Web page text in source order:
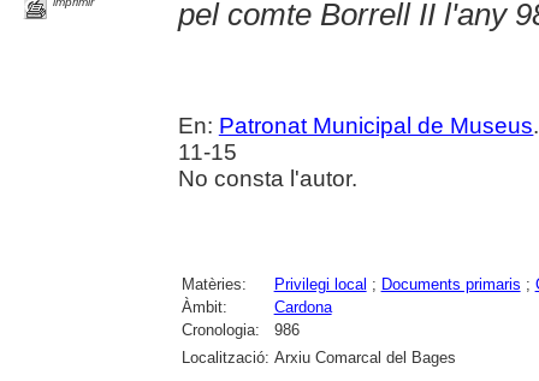
pel comte Borrell II l'any
En: Patronat Municipal de Museus
11-15
No consta l'autor.
Matèries: Privilegi local ; Documents primaris ;
Àmbit:
Cardona
Cronologia:
986
Localització: Arxiu Comarcal del Bages